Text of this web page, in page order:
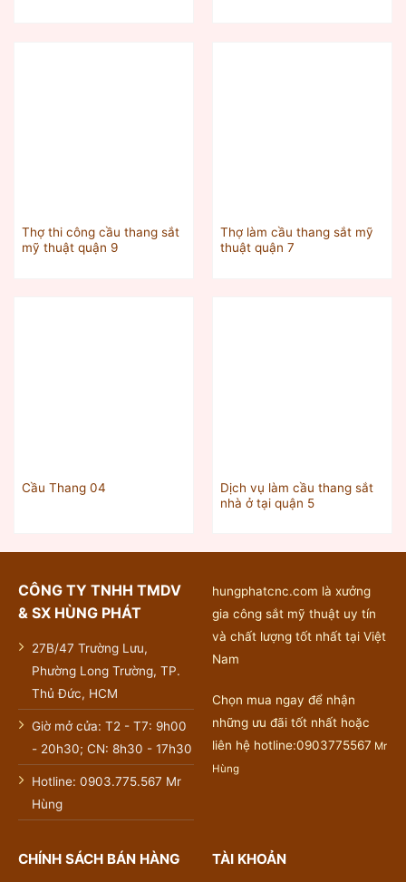
Thợ thi công cầu thang sắt
mỹ thuật quận 9
Thợ làm cầu thang sắt mỹ
thuật quận 7
Cầu Thang 04
Dịch vụ làm cầu thang sắt
nhà ở tại quận 5
CÔNG TY TNHH TMDV
& SX HÙNG PHÁT
27B/47 Trường Lưu,
Phường Long Trường, TP.
Thủ Đức, HCM
Giờ mở cửa: T2 - T7: 9h00
- 20h30; CN: 8h30 - 17h30
Hotline: 0903.775.567 Mr
Hùng
hungphatcnc.com là xưởng
gia công sắt mỹ thuật uy tín
và chất lượng tốt nhất tại Việt
Nam
Chọn mua ngay để nhận
những ưu đãi tốt nhất hoặc
liên hệ hotline:0903775567 Mr
Hùng
CHÍNH SÁCH BÁN HÀNG TÀI KHOẢN